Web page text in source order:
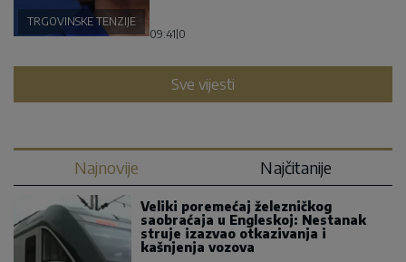
TRGOVINSKE TENZIJE
09:41 0
Sve vijesti
Najnovije Najčitanije
Veliki poremećaj železničkog
saobraćaja u Engleskoj: Nestanak
struje izazvao otkazivanja i
kašnjenja vozova